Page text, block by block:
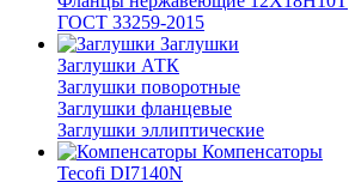
ГОСТ 33259-2015
Заглушки
Заглушки АТК
Заглушки поворотные
Заглушки фланцевые
Заглушки эллиптические
Компенсаторы
Tecofi DI7140N